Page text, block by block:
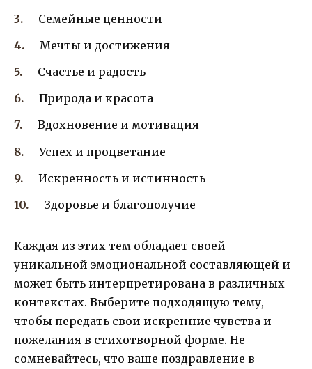
Семейные ценности
Мечты и достижения
Счастье и радость
Природа и красота
Вдохновение и мотивация
Успех и процветание
Искренность и истинность
Здоровье и благополучие
Каждая из этих тем обладает своей
уникальной эмоциональной составляющей и
может быть интерпретирована в различных
контекстах. Выберите подходящую тему,
чтобы передать свои искренние чувства и
пожелания в стихотворной форме. Не
сомневайтесь, что ваше поздравление в